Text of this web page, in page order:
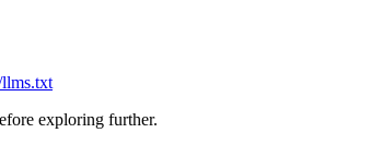
exploring further.